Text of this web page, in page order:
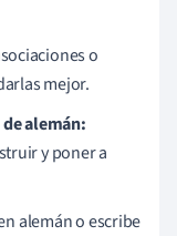
o
mejor.
alemán:
y poner a
alemán o escribe